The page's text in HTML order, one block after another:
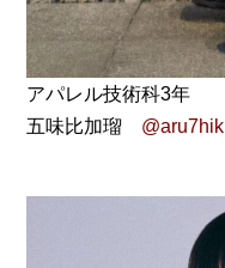
アパレル技術科3年
五味比加瑠 @aru7hik